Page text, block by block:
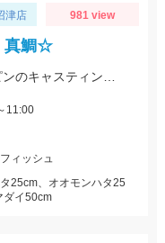
津店 981 view
真鯛☆
11:00
ィッシュ
25cm、オオモンハタ25
ダイ50cm